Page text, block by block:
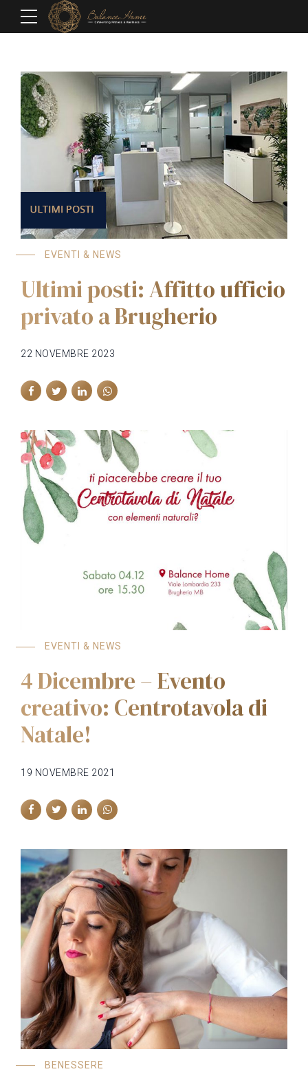
EVENTI & NEWS
Ultimi posti: Affitto ufficio
privato a Brugherio
22 NOVEMBRE 2023
EVENTI & NEWS
4 Dicembre – Evento
creativo: Centrotavola di
Natale!
19 NOVEMBRE 2021
BENESSERE